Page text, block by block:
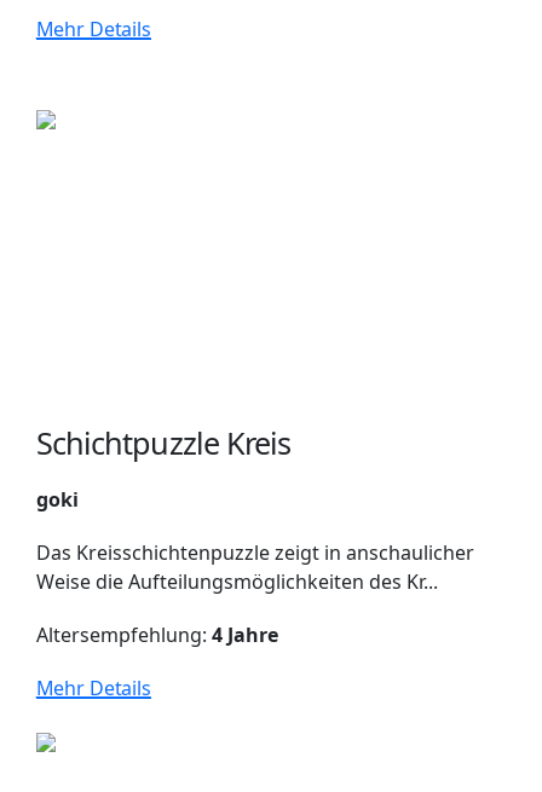
Mehr Details
Schichtpuzzle Kreis
goki
Das Kreisschichtenpuzzle zeigt in anschaulicher
Weise die Aufteilungsmöglichkeiten des Kr...
Altersempfehlung: 4 Jahre
Mehr Details